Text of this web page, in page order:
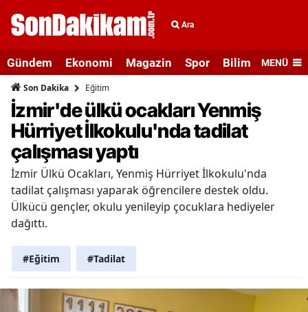
Ara
Gündem Ekonomi Magazin Spor Bilim veMENÜ
Son Dakika Eğitim
İzmir'de ülkü ocakları Yenmiş
Hürriyet İlkokulu'nda tadilat
çalışması yaptı
İzmir Ülkü Ocakları, Yenmiş Hürriyet İlkokulu'nda
tadilat çalışması yaparak öğrencilere destek oldu.
Ülkücü gençler, okulu yenileyip çocuklara hediyeler
dağıttı.
#Eğitim #Tadilat